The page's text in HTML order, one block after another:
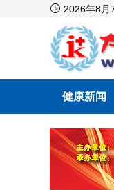
 2026年8月
健康新闻